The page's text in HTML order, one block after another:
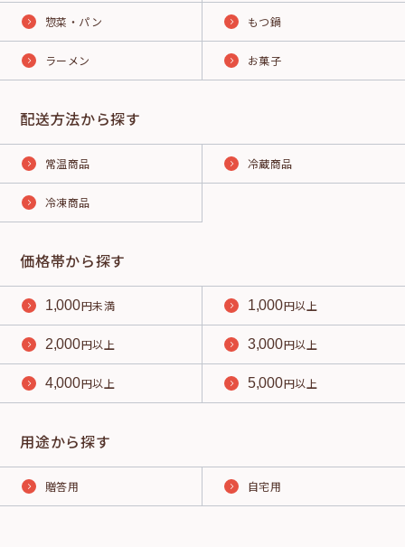
惣菜・パン もつ鍋
ラーメン お菓子
配送方法から探す
常温商品 冷蔵商品
冷凍商品
価格帯から探す
1,000円未満 1,000円以上
2,000円以上 3,000円以上
4,000円以上 5,000円以上
用途から探す
贈答用 自宅用